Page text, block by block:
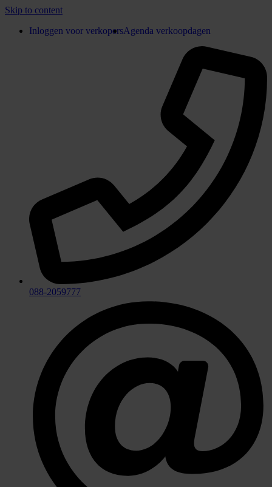
Skip to content
Inloggen voor verkopersAgenda verkoopdagen
088-2059777